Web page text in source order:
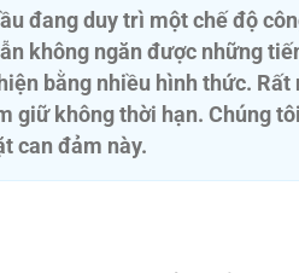
đang duy trì một chế độ
không ngăn được những
bằng nhiều hình thức.
giữ không thời hạn. Chúng
can đảm này.